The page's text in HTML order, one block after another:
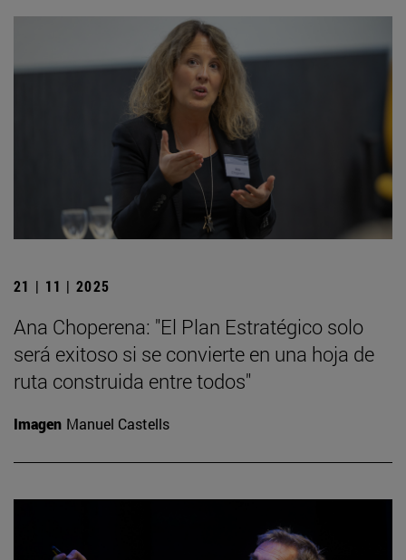
21 | 11 | 2025
Ana Choperena: "El Plan Estratégico solo
será exitoso si se convierte en una hoja de
ruta construida entre todos"
Imagen Manuel Castells